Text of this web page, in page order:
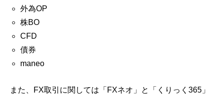
外為OP
株BO
CFD
債券
maneo
また、FX取引に関しては「FXネオ」と「くりっく365」